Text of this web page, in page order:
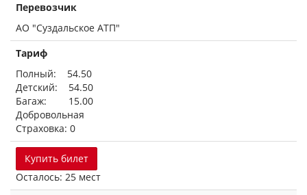
Перевозчик
АО "Суздальское АТП"
Тариф
Полный: 54.50
Детский: 54.50
Багаж: 15.00
Добровольная
Страховка: 0
Купить билет
Осталось: 25 мест